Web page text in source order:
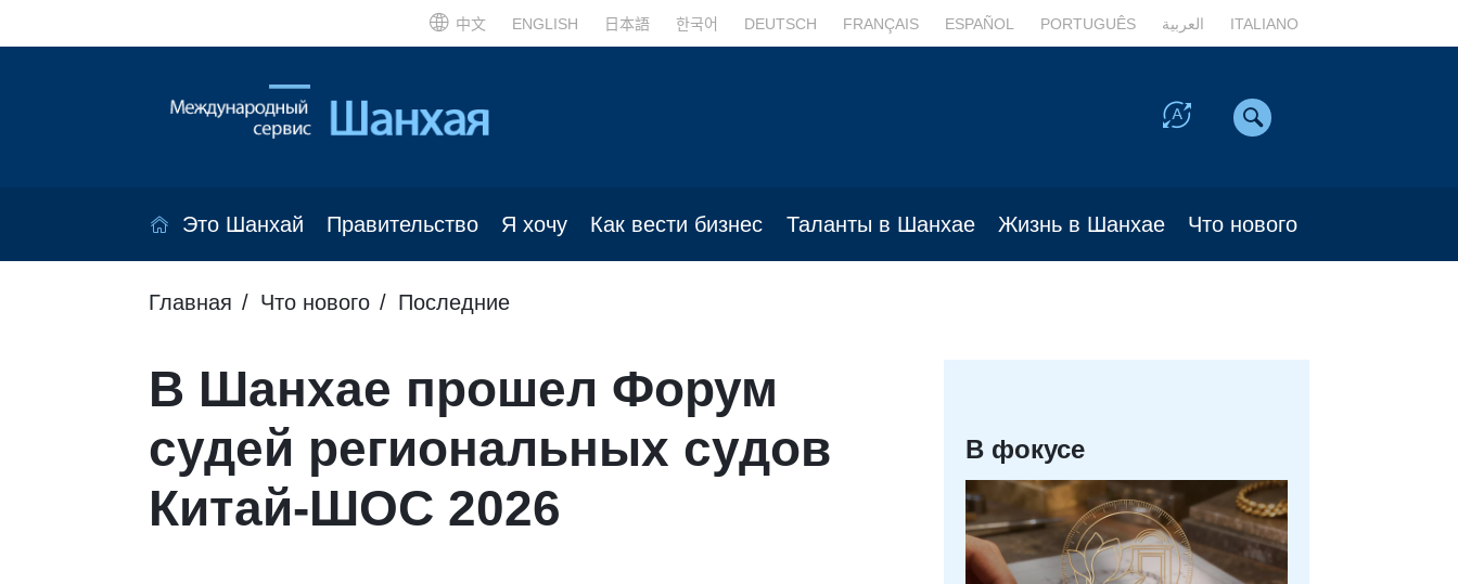
中文 ENGLISH 日本語 한국어 DEUTSCH FRANÇAIS ESPAÑOL PORTUGUÊS العربية ITALIANO
Это Шанхай Правительство Я хочу Как вести бизнес Таланты в Шанхае Жизнь в Шанхае Что нового
Главная Что нового Последние
В Шанхае прошел Форум
судей региональных судов
Китай-ШОС 2026
В фокусе